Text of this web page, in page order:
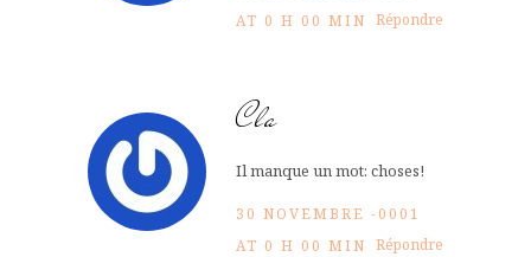
AT 0 H 00 MIN Répondre
Cla
Il manque un mot: choses!
30 NOVEMBRE -0001
AT 0 H 00 MIN Répondre